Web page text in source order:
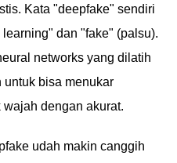
Kata "deepfake" sendiri
dan "fake" (palsu).
networks yang dilatih
bisa menukar
dengan akurat.
udah makin canggih